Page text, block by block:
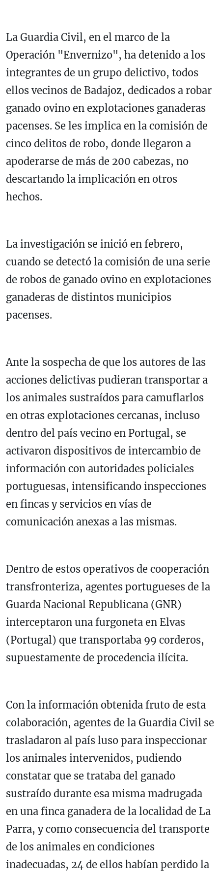
La Guardia Civil, en el marco de la
Operación "Envernizo", ha detenido a los
integrantes de un grupo delictivo, todos
ellos vecinos de Badajoz, dedicados a robar
ganado ovino en explotaciones ganaderas
pacenses. Se les implica en la comisión de
cinco delitos de robo, donde llegaron a
apoderarse de más de 200 cabezas, no
descartando la implicación en otros
hechos.
La investigación se inició en febrero,
cuando se detectó la comisión de una serie
de robos de ganado ovino en explotaciones
ganaderas de distintos municipios
pacenses.
Ante la sospecha de que los autores de las
acciones delictivas pudieran transportar a
los animales sustraídos para camuflarlos
en otras explotaciones cercanas, incluso
dentro del país vecino en Portugal, se
activaron dispositivos de intercambio de
información con autoridades policiales
portuguesas, intensificando inspecciones
en fincas y servicios en vías de
comunicación anexas a las mismas.
Dentro de estos operativos de cooperación
transfronteriza, agentes portugueses de la
Guarda Nacional Republicana (GNR)
interceptaron una furgoneta en Elvas
(Portugal) que transportaba 99 corderos,
supuestamente de procedencia ilícita.
Con la información obtenida fruto de esta
colaboración, agentes de la Guardia Civil se
trasladaron al país luso para inspeccionar
los animales intervenidos, pudiendo
constatar que se trataba del ganado
sustraído durante esa misma madrugada
en una finca ganadera de la localidad de La
Parra, y como consecuencia del transporte
de los animales en condiciones
inadecuadas, 24 de ellos habían perdido la